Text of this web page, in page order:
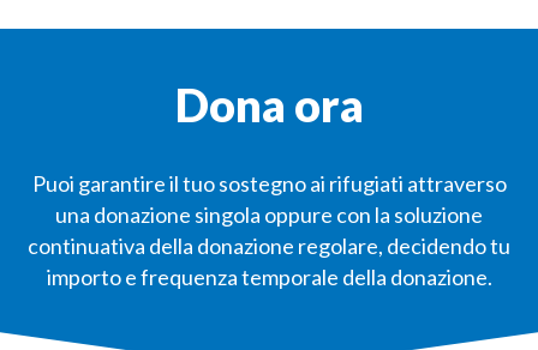
Dona ora
Puoi garantire il tuo sostegno ai rifugiati attraverso
una donazione singola oppure con la soluzione
continuativa della donazione regolare, decidendo tu
importo e frequenza temporale della donazione.